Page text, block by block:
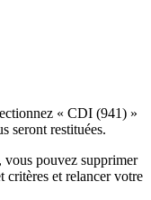
« CDI (941) »
seront restituées.
vous pouvez supprimer
critères et relancer votre